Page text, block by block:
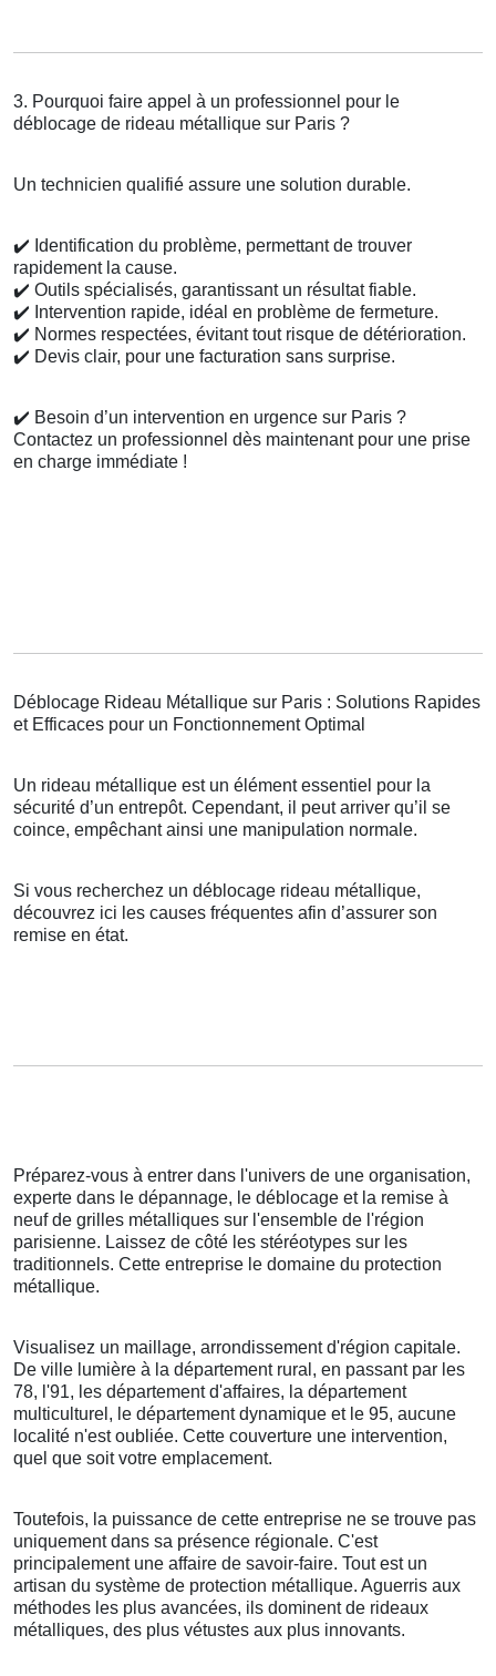
3. Pourquoi faire appel à un professionnel pour le
déblocage de rideau métallique sur Paris ?
Un technicien qualifié assure une solution durable.
✔️ Identification du problème, permettant de trouver
rapidement la cause.
✔️ Outils spécialisés, garantissant un résultat fiable.
✔️ Intervention rapide, idéal en problème de fermeture.
✔️ Normes respectées, évitant tout risque de détérioration.
✔️ Devis clair, pour une facturation sans surprise.
✔️ Besoin d’un intervention en urgence sur Paris ?
Contactez un professionnel dès maintenant pour une prise
en charge immédiate !
Déblocage Rideau Métallique sur Paris : Solutions Rapides
et Efficaces pour un Fonctionnement Optimal
Un rideau métallique est un élément essentiel pour la
sécurité d’un entrepôt. Cependant, il peut arriver qu’il se
coince, empêchant ainsi une manipulation normale.
Si vous recherchez un déblocage rideau métallique,
découvrez ici les causes fréquentes afin d’assurer son
remise en état.
Préparez-vous à entrer dans l'univers de une organisation,
experte dans le dépannage, le déblocage et la remise à
neuf de grilles métalliques sur l'ensemble de l'région
parisienne. Laissez de côté les stéréotypes sur les
traditionnels. Cette entreprise le domaine du protection
métallique.
Visualisez un maillage, arrondissement d'région capitale.
De ville lumière à la département rural, en passant par les
78, l'91, les département d'affaires, la département
multiculturel, le département dynamique et le 95, aucune
localité n'est oubliée. Cette couverture une intervention,
quel que soit votre emplacement.
Toutefois, la puissance de cette entreprise ne se trouve pas
uniquement dans sa présence régionale. C'est
principalement une affaire de savoir-faire. Tout est un
artisan du système de protection métallique. Aguerris aux
méthodes les plus avancées, ils dominent de rideaux
métalliques, des plus vétustes aux plus innovants.